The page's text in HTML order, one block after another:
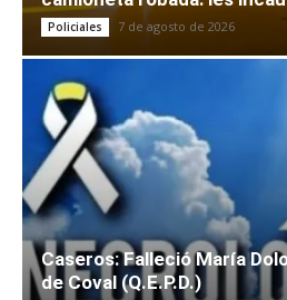
Policiales 7 de agosto de 2026
Caseros: Falleció María
de Coval (Q.E.P.D.)